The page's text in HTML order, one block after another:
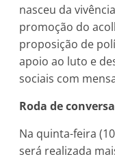
nasceu da
promoção do
proposição de
apoio ao luto e
sociais com
Roda de conversa
Na quinta-feira
será realizada